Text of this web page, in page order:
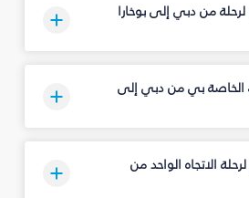
من دبي إلى بوخارا
الخاصة بي من دبي إلى
الاتجاه الواحد من